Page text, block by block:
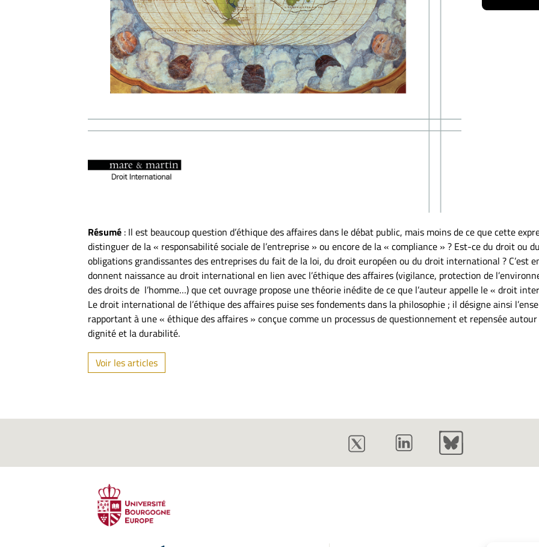
Résumé : Il est beaucoup question d’éthique des affaires dans le débat public, mais moins de ce que cette
distinguer de la « responsabilité sociale de l’entreprise » ou encore de la « compliance » ? Est-ce du droit ou
obligations grandissantes des entreprises du fait de la loi, du droit européen ou du droit international ? C’est
donnent naissance au droit international en lien avec l’éthique des affaires (vigilance, protection de
des droits de l’homme…) que cet ouvrage propose une théorie inédite de ce que l’auteur appelle le « droit
Le droit international de l’éthique des affaires puise ses fondements dans la philosophie ; il désigne ainsi
rapportant à une « éthique des affaires » conçue comme un processus de questionnement et repensée
dignité et la durabilité.
Voir les articles